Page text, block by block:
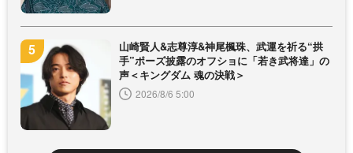
山崎賢人&志尊淳&神尾楓珠、武運を祈る“拱
手”ポーズ披露のオフショに「若き武将達」の
声＜キングダム 魂の決戦＞
2026/8/6 5:00